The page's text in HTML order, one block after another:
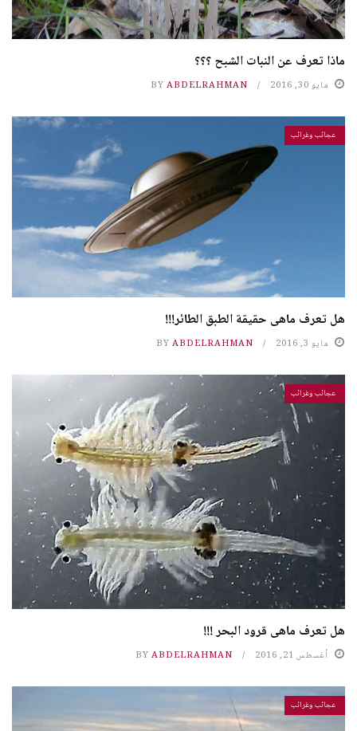
ماذا تعرف عن النبات الشبح ؟؟؟
مايو 30, 2016 BY ABDELRAHMAN
عجائب وغرائب
هل تعرف ماهى حقيقة الطبق الطائر!!!
مايو 3, 2016 BY ABDELRAHMAN
عجائب وغرائب
هل تعرف ماهى قرود البحر !!!
أغسطس 21, 2016 BY ABDELRAHMAN
عجائب وغرائب